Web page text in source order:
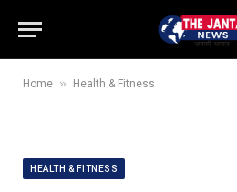
Home » Health & Fitness
HEALTH & FITNESS